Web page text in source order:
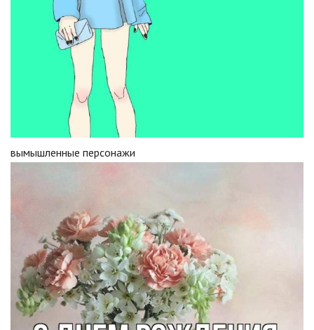
вымышленные персонажи